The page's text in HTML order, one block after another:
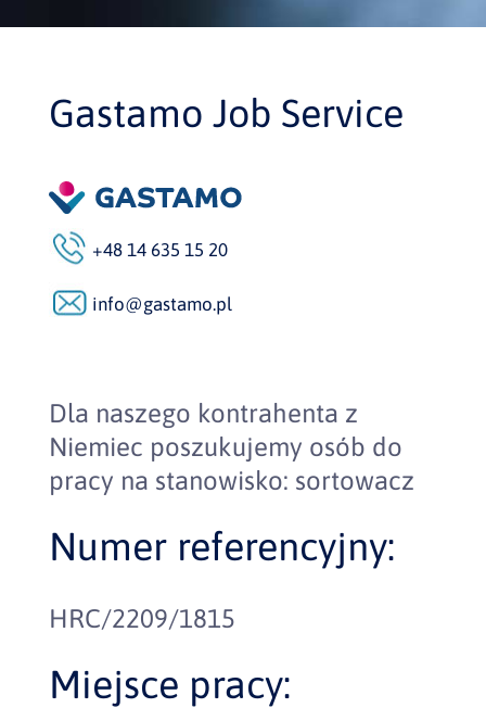
Gastamo Job Service
+48 14 635 15 20
info@gastamo.pl
Dla naszego kontrahenta z
Niemiec poszukujemy osób do
pracy na stanowisko: sortowacz
Numer referencyjny:
HRC/2209/1815
Miejsce pracy: